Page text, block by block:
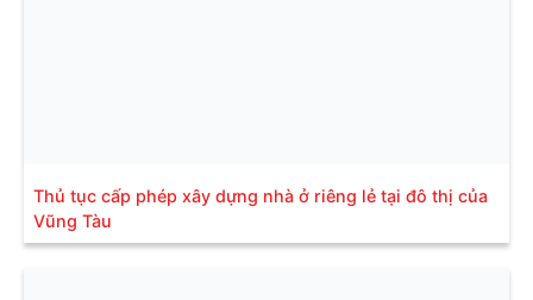
Thủ tục cấp phép xây dựng nhà ở riêng lẻ tại đô thị của
Vũng Tàu